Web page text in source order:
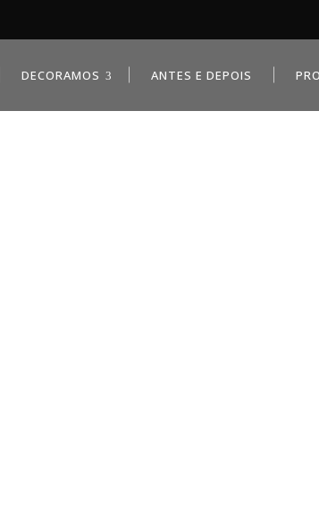
DECORAMOS ANTES E DEPOIS